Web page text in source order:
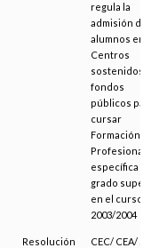
regula la
admisión de
alumnos en
Centros
sostenidos con
fondos
públicos para
cursar
Formación
Profesional
específica de
grado superior
en el curso
2003/2004
Resolución
CEC/ CEA/ SRE-